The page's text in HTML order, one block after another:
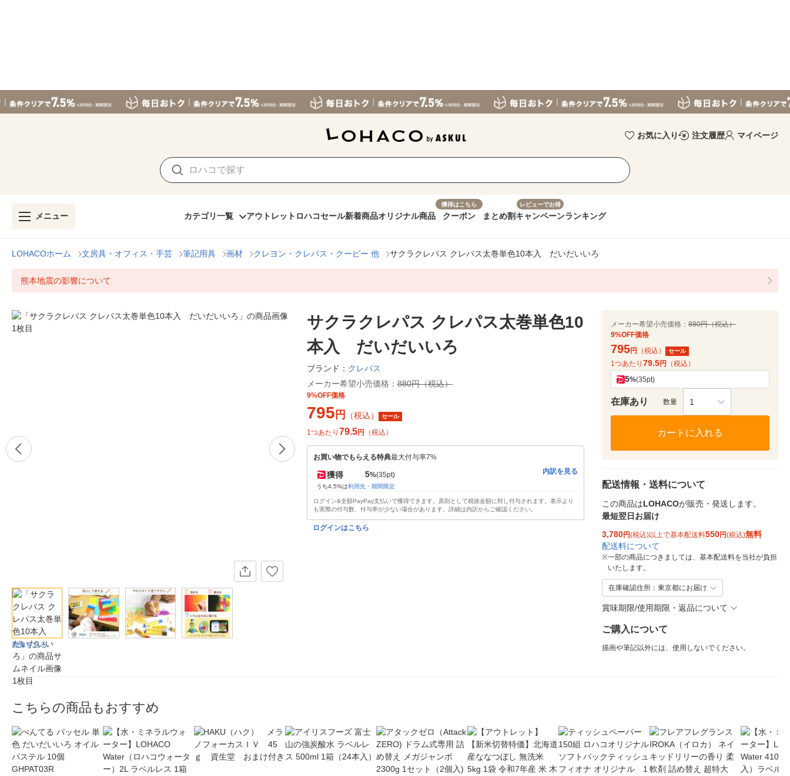
お気に入り 注文履歴 マイページ
メニュー カテゴリ一覧 アウトレット ロハコセール新着商品オリジナル商品
獲得はこちら
クーポン まとめ割
レビューでお得
キャンペーンランキング
LOHACOホーム 文房具・オフィス・手芸 筆記用具 画材 クレヨン・クレパス・クーピー 他 サクラクレパス クレパス太巻単色10本入 だいだいいろ
熊本地震の影響について
画像を見る
サクラクレパス クレパス太巻単色10
本入 だいだいいろ
ブランド： クレパス
メーカー希望小売価格： 880円（税込）
9%OFF価格
795 円 （税込） セール
1つあたり 79.5円 （税込）
お買い物でもらえる特典最大付与率7%
獲得 5%(35pt)
うち4.5%は利用先・期間限定
内訳を見る
ログイン&全額PayPay支払いで獲得できます。原則として税抜金額に対し付与されます。表示より
も実際の付与数、付与率が少ない場合があります。詳細は内訳からご確認ください。
ログインはこちら
メーカー希望小売価格： 880円（税込）
9%OFF価格
795円 （税込） セール
1つあたり 79.5円 （税込）
5%(35pt)
在庫あり 数量 1
カートに入れる
配送情報・送料について
この商品はLOHACOが販売・発送します。
最短翌日お届け
3,780円(税込)以上で基本配送料550円(税込)無料
配送料について
※一部の商品につきましては、基本配送料を当社が負担
いたします。
在庫確認住所：東京都にお届け
賞味期限/使用期限・返品について
ご購入について
描画や筆記以外には、使用しないでください。
こちらの商品もおすすめ